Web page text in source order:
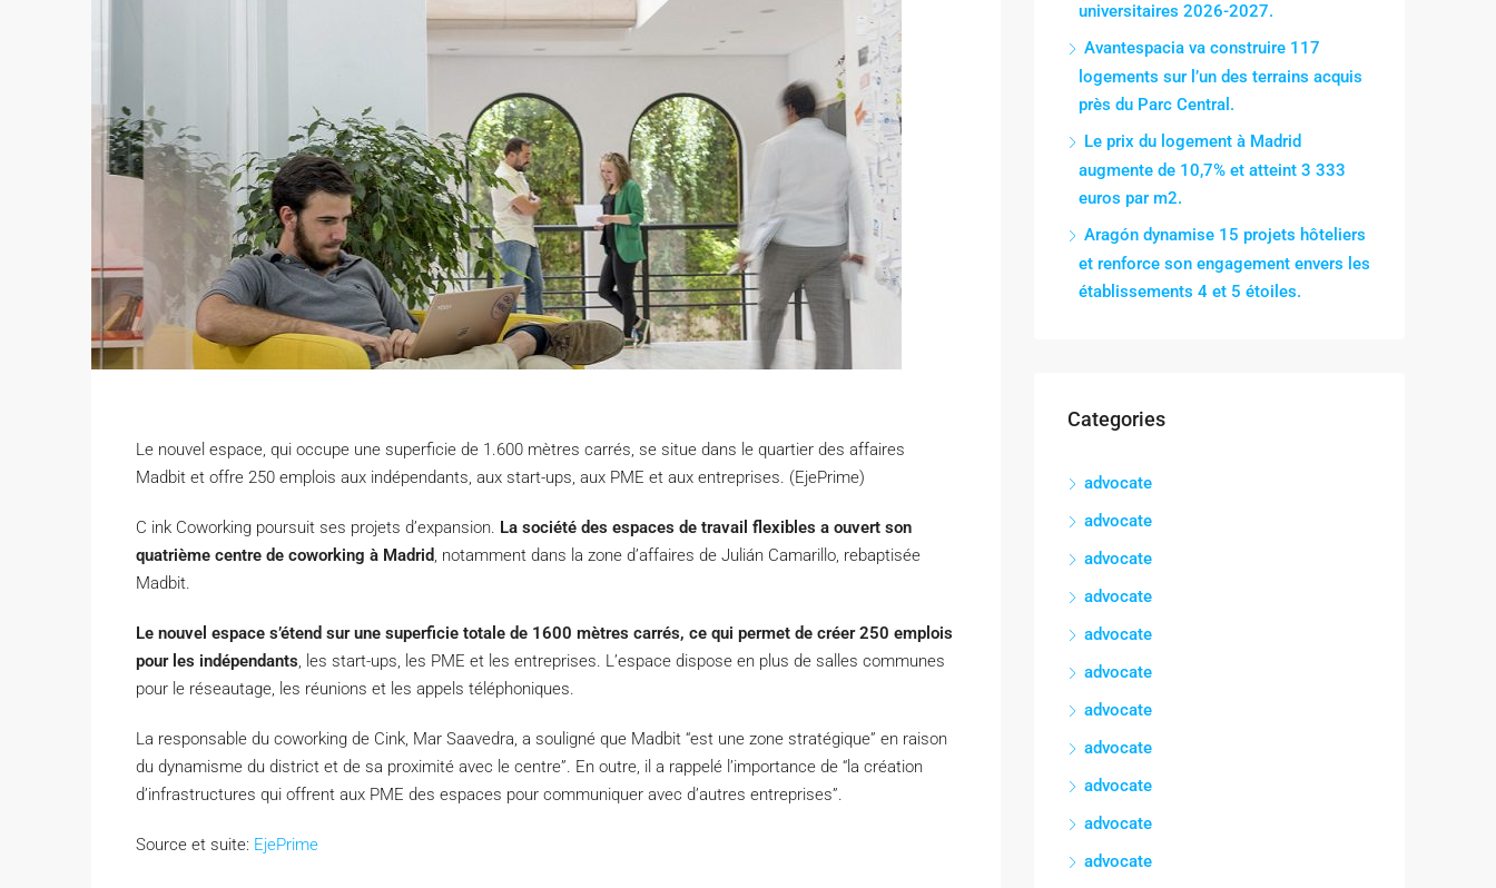
Le nouvel espace, qui occupe une superficie de 1.600 mètres carrés, se situe dans le quartier des affaires
Madbit et offre 250 emplois aux indépendants, aux start-ups, aux PME et aux entreprises. (EjePrime)
C ink Coworking poursuit ses projets d’expansion. La société des espaces de travail flexibles a ouvert son
quatrième centre de coworking à Madrid, notamment dans la zone d’affaires de Julián Camarillo, rebaptisée
Madbit.
Le nouvel espace s’étend sur une superficie totale de 1600 mètres carrés, ce qui permet de créer 250 emplois
pour les indépendants, les start-ups, les PME et les entreprises. L’espace dispose en plus de salles communes
pour le réseautage, les réunions et les appels téléphoniques.
La responsable du coworking de Cink, Mar Saavedra, a souligné que Madbit “est une zone stratégique” en raison
du dynamisme du district et de sa proximité avec le centre”. En outre, il a rappelé l’importance de “la création
d’infrastructures qui offrent aux PME des espaces pour communiquer avec d’autres entreprises”.
Source et suite: EjePrime
universitaires 2026-2027.
Avantespacia va construire 117
logements sur l’un des terrains acquis
près du Parc Central.
Le prix du logement à Madrid
augmente de 10,7% et atteint 3 333
euros par m2.
Aragón dynamise 15 projets hôteliers
et renforce son engagement envers les
établissements 4 et 5 étoiles.
Categories
advocate
advocate
advocate
advocate
advocate
advocate
advocate
advocate
advocate
advocate
advocate